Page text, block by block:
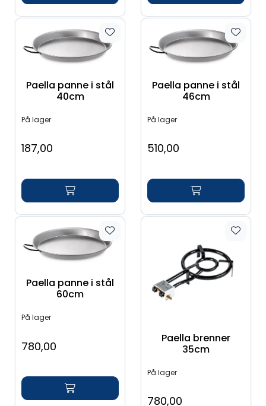
Paella panne i stål
40cm
På lager
187,00
Paella panne i stål
46cm
På lager
510,00
Paella panne i stål
60cm
På lager
780,00
Paella brenner
35cm
På lager
780,00